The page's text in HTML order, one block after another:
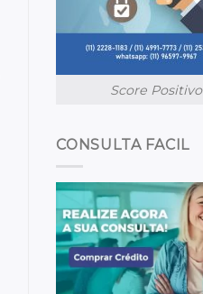
Score Positivo
CONSULTA FACIL